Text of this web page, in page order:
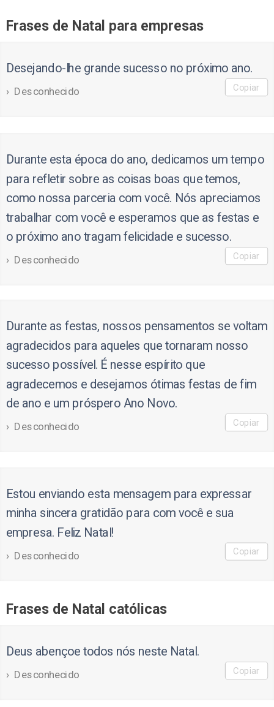
Frases de Natal para empresas
Desejando-lhe grande sucesso no próximo ano.
Desconhecido Copiar
Durante esta época do ano, dedicamos um tempo
para refletir sobre as coisas boas que temos,
como nossa parceria com você. Nós apreciamos
trabalhar com você e esperamos que as festas e
o próximo ano tragam felicidade e sucesso.
Desconhecido Copiar
Durante as festas, nossos pensamentos se voltam
agradecidos para aqueles que tornaram nosso
sucesso possível. É nesse espírito que
agradecemos e desejamos ótimas festas de fim
de ano e um próspero Ano Novo.
Desconhecido Copiar
Estou enviando esta mensagem para expressar
minha sincera gratidão para com você e sua
empresa. Feliz Natal!
Desconhecido Copiar
Frases de Natal católicas
Deus abençoe todos nós neste Natal.
Desconhecido Copiar